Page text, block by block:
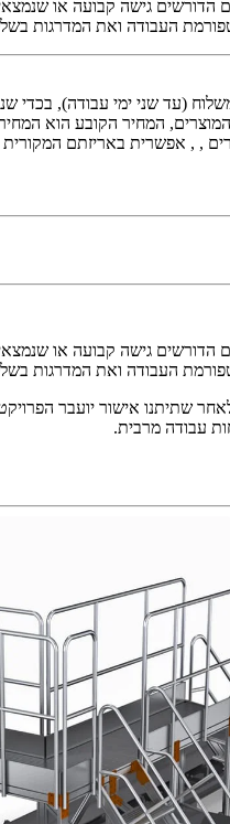
הדורשים גישה קבועה או
העבודה ואת המדרגות
המחיר הקובע הוא
ובשלמותם תוך 14 ימים מיום הקניה.
הדורשים גישה קבועה או
העבודה ואת המדרגות
אישור יועבר הפרויקט